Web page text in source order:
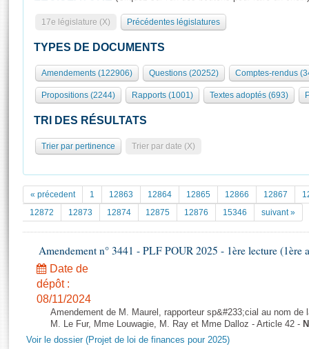
Présidence
577 députés
Groupes politiques
Séance publique
Commissions et autres organes
Europe et International
Pétitions
Documents parlementaires
Projets de loi
Propositions de loi
Amendements
Textes adoptés
Rapports d'information
Rapports d'enquête
Rôle et pouvoirs de l'Assemblée
Organisation de l'Assemblée
Présidence Conférence des Présidents Bureau Collège des
Statistiques et chiffres clés
Documents de référence
( Constitution | Règlement de l'Assemblée ... )
Histoire
Juniors
Anciennes législatures
Liens vers les sites publics
Visiter l'Assemblée
Visite virtuelle du palais Bourbon
Assister à une séance
La Bibliothèque
Les archives
Photos libres de droit
17e législature (X) Précédentes législatures
TYPES DE DOCUMENTS
Amendements (122906) Questions (20252) Comptes-rendus
Propositions (2244) Rapports (1001) Textes adoptés (693)
TRI DES RÉSULTATS
Trier par pertinence Trier par date (X)
« précedent 1 12863 12864 12865 12866 12867
12872
12873 12874 12875 12876 15346 suivant »
Amendement n° 3441 - PLF POUR 2025 - 1ère lecture (1ère
Date de
dépôt :
08/11/2024
Amendement de M. Maurel, rapporteur sp&#233;cial au nom
M. Le Fur, Mme Louwagie, M. Ray et Mme Dalloz - Article 42 -
Voir le dossier (Projet de loi de finances pour 2025)